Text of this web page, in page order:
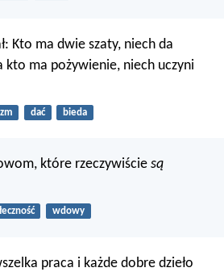
Kto ma dwie szaty, niech da
kto ma pożywienie, niech uczyni
dać bieda
które rzeczywiście są
wdowy
praca i każde dobre dzieło